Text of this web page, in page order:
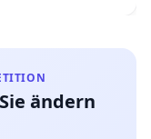
ändern